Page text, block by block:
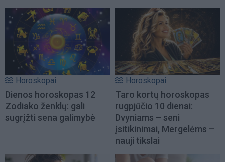
Horoskopai
Dienos horoskopas 12
Zodiako ženklų: gali
sugrįžti sena galimybė
Horoskopai
Taro kortų horoskopas
rugpjūčio 10 dienai:
Dvyniams – seni
įsitikinimai, Mergelėms –
nauji tikslai